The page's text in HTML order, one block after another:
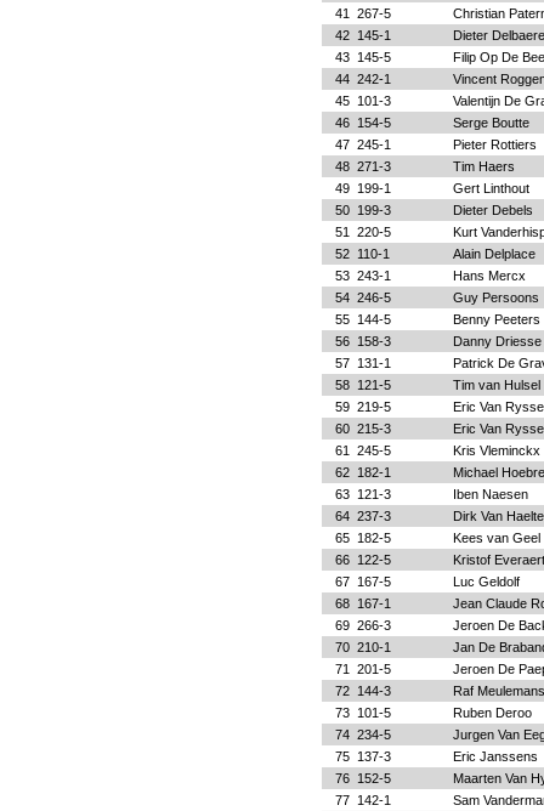
41
267-5
Christian
42
145-1
Dieter Delbaere
43
145-5
Filip Op De
44 242-1
Vincent
45
101-3
Valentijn De
46
154-5
Serge Boutte
47 245-1
Pieter Rottiers
48 271-3
Tim Haers
49
199-1
Gert Linthout
50
199-3
Dieter Debels
51
220-5
Kurt
52
110-1
Alain Delplace
53 243-1
Hans Mercx
54 246-5
Guy Persoons
55
144-5
Benny Peeters
56
158-3
Danny Driesse
57
131-1
Patrick De
58
121-5
Tim van Hulsel
59 219-5
Eric Van
60 215-3
Eric Van
61
245-5
Kris Vleminckx
62
182-1
Michael
63
121-3
Iben Naesen
64 237-3
Dirk Van
65
182-5
Kees van Geel
66
122-5
Kristof Everaert
67
167-5
Luc Geldolf
68
167-1
Jean Claude
69 266-3
Jeroen De
70 210-1
Jan De
71
201-5
Jeroen De
72
144-3
Raf Meulemans
73
101-5
Ruben Deroo
74 234-5
Jurgen Van
75
137-3
Eric Janssens
76
152-5
Maarten Van
77
142-1
Sam